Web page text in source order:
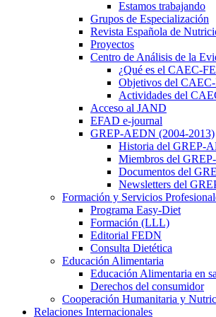
Estamos trabajando
Grupos de Especialización
Revista Española de
Proyectos
Centro de Análisis de la
¿Qué es el CAEC-
Objetivos del
Actividades del
Acceso al JAND
EFAD e-journal
GREP-AEDN (2004-2013)
Historia del GREP-
Miembros del
Documentos del
Newsletters del
Formación y Servicios
Programa Easy-Diet
Formación (LLL)
Editorial FEDN
Consulta Dietética
Educación Alimentaria
Educación Alimentaria en
Derechos del consumidor
Cooperación Humanitaria y
Relaciones Internacionales